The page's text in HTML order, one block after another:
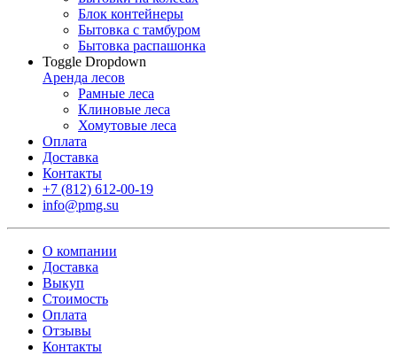
Блок контейнеры
Бытовка с тамбуром
Бытовка распашонка
Toggle Dropdown
Аренда лесов
Рамные леса
Клиновые леса
Хомутовые леса
Оплата
Доставка
Контакты
+7 (812) 612-00-19
info@pmg.su
О компании
Доставка
Выкуп
Стоимость
Оплата
Отзывы
Контакты